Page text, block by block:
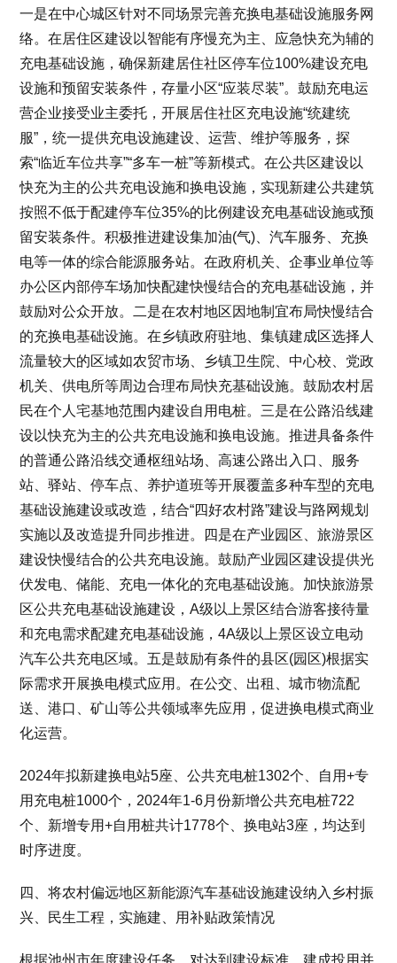
一是在中心城区针对不同场景完善充换电基础设施服务网
络。在居住区建设以智能有序慢充为主、应急快充为辅的
充电基础设施，确保新建居住社区停车位100%建设充电
设施和预留安装条件，存量小区“应装尽装”。鼓励充电运
营企业接受业主委托，开展居住社区充电设施“统建统
服”，统一提供充电设施建设、运营、维护等服务，探
索“临近车位共享”“多车一桩”等新模式。在公共区建设以
快充为主的公共充电设施和换电设施，实现新建公共建筑
按照不低于配建停车位35%的比例建设充电基础设施或预
留安装条件。积极推进建设集加油(气)、汽车服务、充换
电等一体的综合能源服务站。在政府机关、企事业单位等
办公区内部停车场加快配建快慢结合的充电基础设施，并
鼓励对公众开放。二是在农村地区因地制宜布局快慢结合
的充换电基础设施。在乡镇政府驻地、集镇建成区选择人
流量较大的区域如农贸市场、乡镇卫生院、中心校、党政
机关、供电所等周边合理布局快充基础设施。鼓励农村居
民在个人宅基地范围内建设自用电桩。三是在公路沿线建
设以快充为主的公共充电设施和换电设施。推进具备条件
的普通公路沿线交通枢纽站场、高速公路出入口、服务
站、驿站、停车点、养护道班等开展覆盖多种车型的充电
基础设施建设或改造，结合“四好农村路”建设与路网规划
实施以及改造提升同步推进。四是在产业园区、旅游景区
建设快慢结合的公共充电设施。鼓励产业园区建设提供光
伏发电、储能、充电一体化的充电基础设施。加快旅游景
区公共充电基础设施建设，A级以上景区结合游客接待量
和充电需求配建充电基础设施，4A级以上景区设立电动
汽车公共充电区域。五是鼓励有条件的县区(园区)根据实
际需求开展换电模式应用。在公交、出租、城市物流配
送、港口、矿山等公共领域率先应用，促进换电模式商业
化运营。
2024年拟新建换电站5座、公共充电桩1302个、自用+专
用充电桩1000个，2024年1-6月份新增公共充电桩722
个、新增专用+自用桩共计1778个、换电站3座，均达到
时序进度。
四、将农村偏远地区新能源汽车基础设施建设纳入乡村振
兴、民生工程，实施建、用补贴政策情况
根据池州市年度建设任务，对达到建设标准、建成投用并